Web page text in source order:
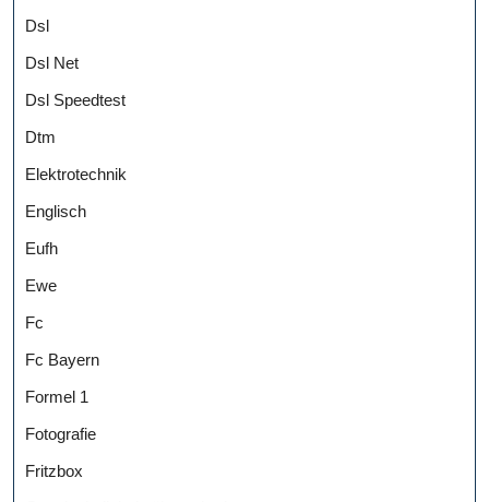
Dsl
Dsl Net
Dsl Speedtest
Dtm
Elektrotechnik
Englisch
Eufh
Ewe
Fc
Fc Bayern
Formel 1
Fotografie
Fritzbox